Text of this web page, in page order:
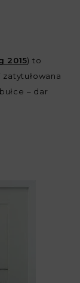
2015) to
– dar